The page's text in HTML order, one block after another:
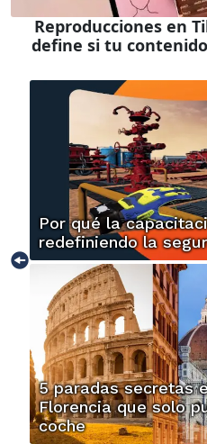
Reproducciones en
define si tu
Por qué la
redefiniendo la
5 paradas secretas
Florencia que solo
coche